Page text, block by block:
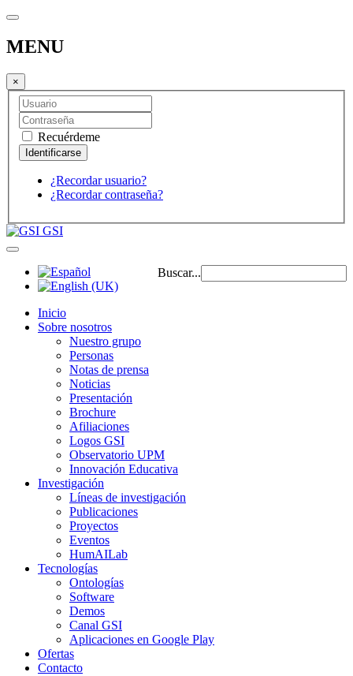
MENU
×
Recuérdeme
¿Recordar usuario?
¿Recordar contraseña?
GSI
Buscar...
Inicio
Sobre nosotros
Nuestro grupo
Personas
Notas de prensa
Noticias
Presentación
Brochure
Afiliaciones
Logos GSI
Observatorio UPM
Innovación Educativa
Investigación
Líneas de investigación
Publicaciones
Proyectos
Eventos
HumAILab
Tecnologías
Ontologías
Software
Demos
Canal GSI
Aplicaciones en Google Play
Ofertas
Contacto